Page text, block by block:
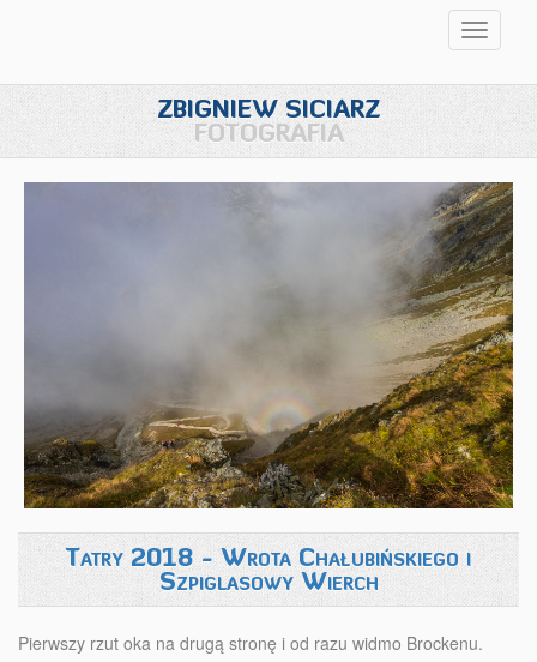
ZBIGNIEW SICIARZ
FOTOGRAFIA
Tatry 2018 - Wrota Chałubińskiego i
Szpiglasowy Wierch
Pierwszy rzut oka na drugą stronę i od razu widmo Brockenu.